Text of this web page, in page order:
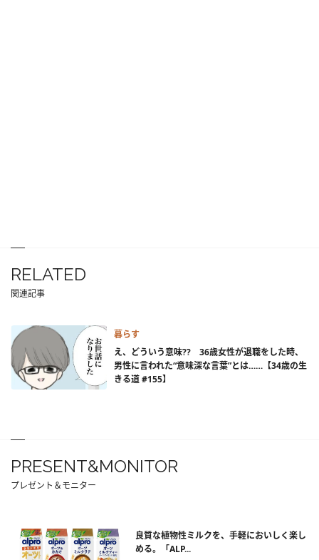
RELATED
関連記事
暮らす
え、どういう意味?? 36歳女性が退職をした時、
男性に言われた“意味深な言葉”とは……【34歳の生
きる道 #155】
PRESENT&MONITOR
プレゼント＆モニター
良質な植物性ミルクを、手軽においしく楽し
める。「ALP...